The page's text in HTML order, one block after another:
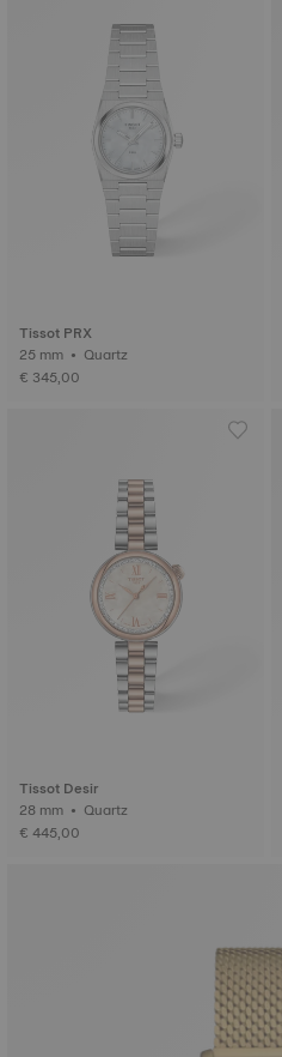
Tissot PRX
25 mm • Quartz
€ 345,00
Tissot Desir
28 mm • Quartz
€ 445,00